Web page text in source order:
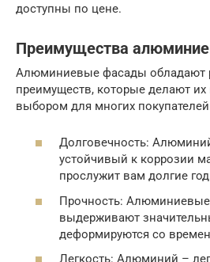
доступны по цене.
Преимущества
Алюминиевые фасады обладают
преимуществ, которые делают
выбором для многих
Долговечность:
устойчивый к коррозии
прослужит вам долгие
Прочность:
выдерживают
деформируются со
Легкость: Алюминий –